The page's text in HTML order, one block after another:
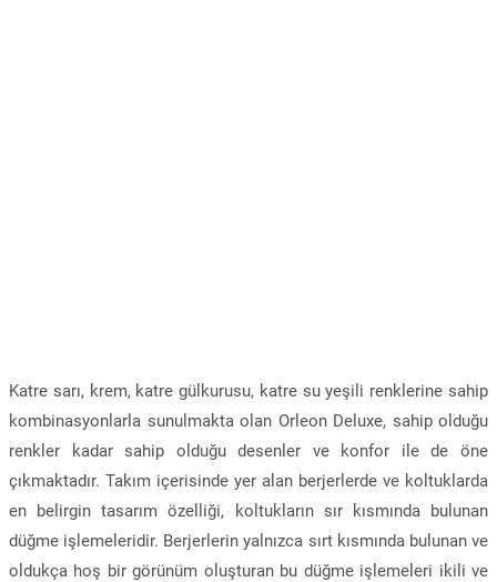
Katre sarı, krem, katre gülkurusu, katre su yeşili renklerine sahip
kombinasyonlarla sunulmakta olan Orleon Deluxe, sahip olduğu
renkler kadar sahip olduğu desenler ve konfor ile de öne
çıkmaktadır. Takım içerisinde yer alan berjerlerde ve koltuklarda
en belirgin tasarım özelliği, koltukların sır kısmında bulunan
düğme işlemeleridir. Berjerlerin yalnızca sırt kısmında bulunan ve
oldukça hoş bir görünüm oluşturan bu düğme işlemeleri ikili ve